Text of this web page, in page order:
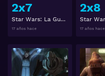
2x7
Star Wars: La Guerra de los Clones 2x7
17 años hace
2x8
17 años hace
Ver